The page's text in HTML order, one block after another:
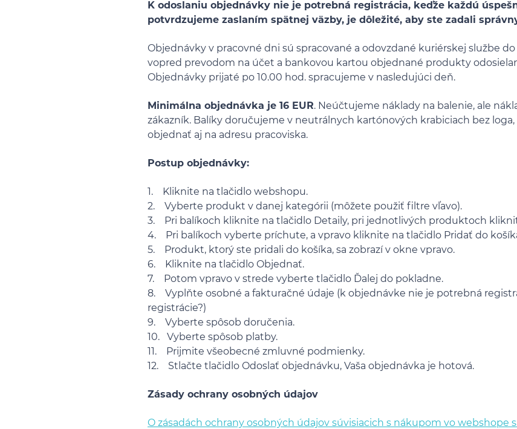
K odoslaniu objednávky nie je potrebná registrácia, keďže každú
potvrdzujeme zaslaním spätnej väzby, je dôležité, aby ste zadali
Objednávky v pracovné dni sú spracované a odovzdané kuriérskej službe
vopred prevodom na účet a bankovou kartou objednané produkty
Objednávky prijaté po 10.00 hod. spracujeme v nasledujúci deň.
Minimálna objednávka je 16 EUR. Neúčtujeme náklady na balenie, ale
zákazník. Balíky doručujeme v neutrálnych kartónových krabiciach bez
objednať aj na adresu pracoviska.
Postup objednávky:
1. Kliknite na tlačidlo webshopu.
2. Vyberte produkt v danej kategórii (môžete použiť filtre vľavo).
3. Pri balíkoch kliknite na tlačidlo Detaily, pri jednotlivých produktoch
4. Pri balíkoch vyberte príchute, a vpravo kliknite na tlačidlo Pridať do
5. Produkt, ktorý ste pridali do košíka, sa zobrazí v okne vpravo.
6. Kliknite na tlačidlo Objednať.
7. Potom vpravo v strede vyberte tlačidlo Ďalej do pokladne.
8. Vyplňte osobné a fakturačné údaje (k objednávke nie je potrebná
registrácie?)
9. Vyberte spôsob doručenia.
10. Vyberte spôsob platby.
11. Prijmite všeobecné zmluvné podmienky.
12. Stlačte tlačidlo Odoslať objednávku, Vaša objednávka je hotová.
Zásady ochrany osobných údajov
O zásadách ochrany osobných údajov súvisiacich s nákupom vo webshope